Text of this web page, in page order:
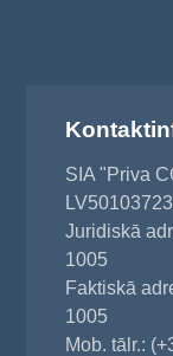
SIA "Priva
Juridiskā
1005
Faktiskā
1005
Mob. tālr.: